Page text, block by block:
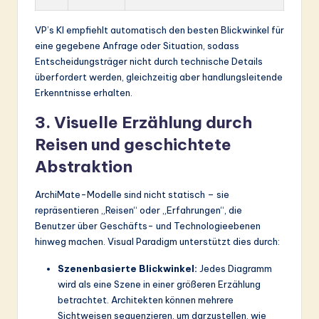
VP’s KI empfiehlt automatisch den besten Blickwinkel für
eine gegebene Anfrage oder Situation, sodass
Entscheidungsträger nicht durch technische Details
überfordert werden, gleichzeitig aber handlungsleitende
Erkenntnisse erhalten.
3. Visuelle Erzählung durch
Reisen und geschichtete
Abstraktion
ArchiMate-Modelle sind nicht statisch – sie
repräsentieren „Reisen“ oder „Erfahrungen“, die
Benutzer über Geschäfts- und Technologieebenen
hinweg machen. Visual Paradigm unterstützt dies durch:
Szenenbasierte Blickwinkel: Jedes Diagramm
wird als eine Szene in einer größeren Erzählung
betrachtet. Architekten können mehrere
Sichtweisen sequenzieren, um darzustellen, wie